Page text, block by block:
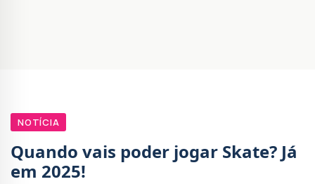
NOTÍCIA
Quando vais poder jogar Skate? Já
em 2025!